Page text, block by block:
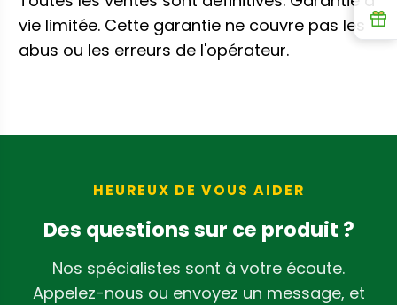
vie limitée. Cette garantie ne couvre pas les
abus ou les erreurs de l'opérateur.
HEUREUX DE VOUS AIDER
Des questions sur ce produit ?
Nos spécialistes sont à votre écoute.
Appelez-nous ou envoyez un message, et